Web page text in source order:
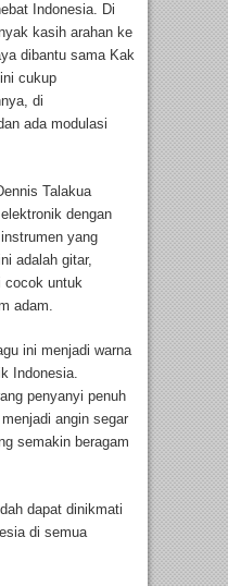
Indonesia. Di
kasih arahan ke
dibantu sama Kak
cukup
di
ada modulasi
Talakua
dengan
yang
adalah gitar,
cocok untuk
adam.
ini menjadi warna
Indonesia.
penyanyi penuh
angin segar
semakin beragam
dapat dinikmati
di semua